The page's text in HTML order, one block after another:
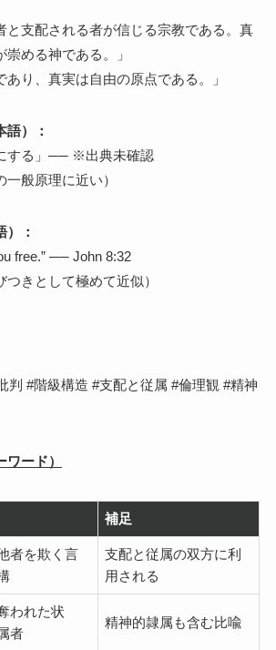
と支配される者が信じる宗教である。真
める神である。」
あり、真実は自由の原点である。」
語）：
する」── ※出典未確認
一般原理に近い）
：
free.” ── John 8:32
つきとして極めて近似）
判 #階級構造 #支配と従属 #倫理観 #精神
ード）
補足
者を欺く言
支配と従属の双方に利
用される
われた状
者
精神的隷属も含む比喩